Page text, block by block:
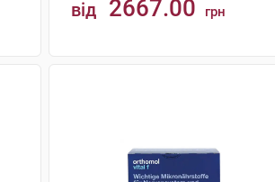
від 2667.00 грн